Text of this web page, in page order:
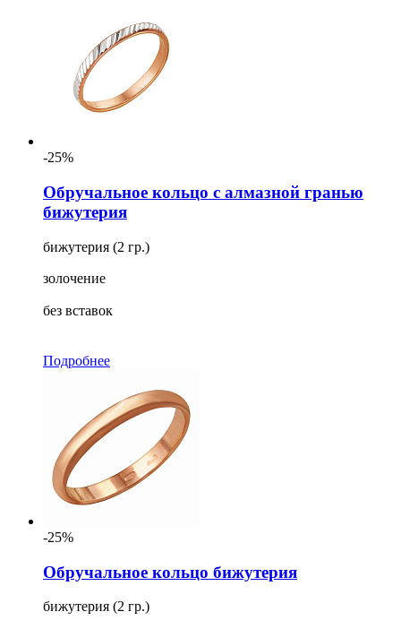
-25%
Обручальное кольцо с алмазной гранью
бижутерия
бижутерия (2 гр.)
золочение
без вставок
Подробнее
-25%
Обручальное кольцо бижутерия
бижутерия (2 гр.)